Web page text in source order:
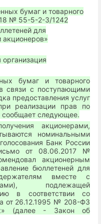
бумаг и товарного
№ 55-5-2-3/1242
для
акционеров»
бумаг и товарного
связи с поступающими
предоставления услуг
реализации прав по
следующее.
акционерами,
номинальными
Банк России
от 08.06.2017 №
акционерным
бюллетеней для
вместе с
подлежащей
в соответствии со
от 26.12.1995 № 208-ФЗ
(далее - Закон об